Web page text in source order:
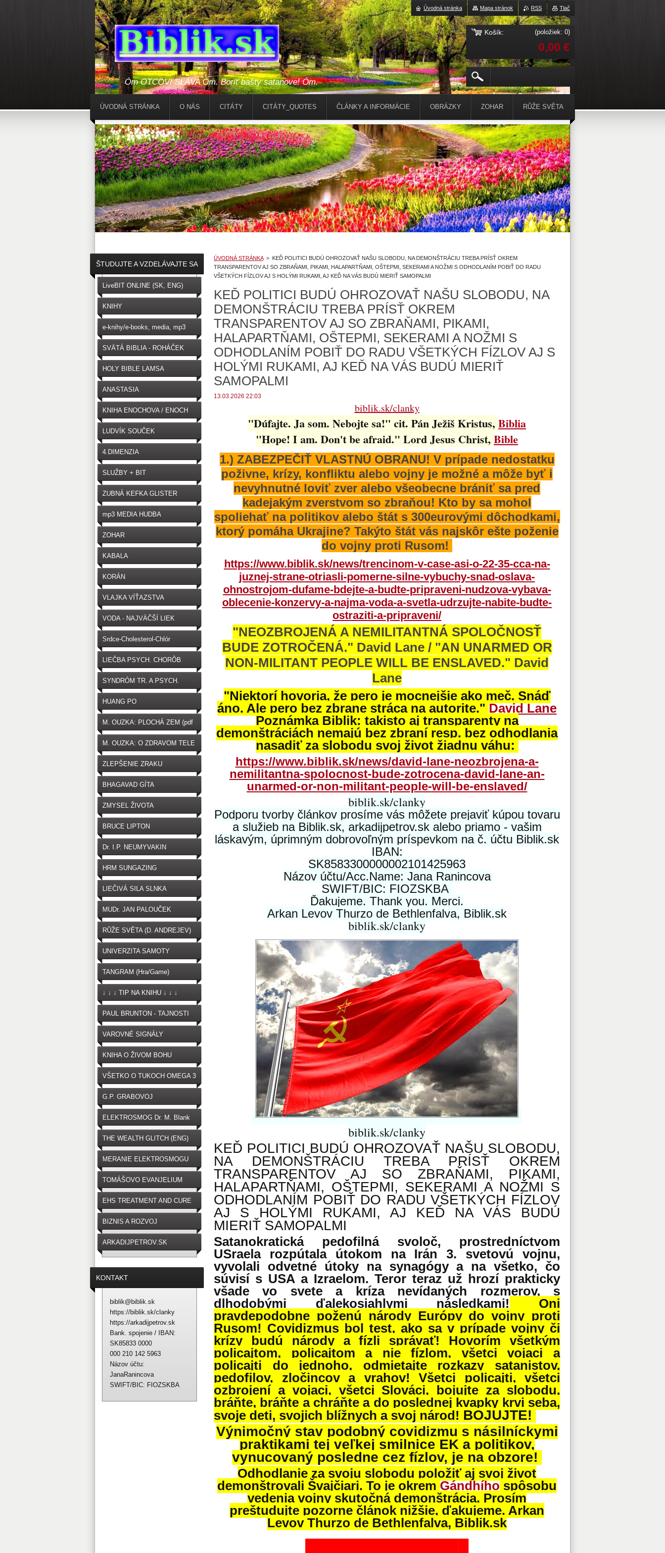
Óm OTCOVI SLÁVA Óm. Boriť bašty satanove! Óm.
ÚVODNÁ STRÁNKA > KEĎ POLITICI BUDÚ OHROZOVAŤ NAŠU SLOBODU, NA DEMONŠTRÁCIU TREBA PRÍSŤ OKREM
TRANSPARENTOV AJ SO ZBRAŇAMI, PIKAMI, HALAPARTŇAMI, OŠTEPMI, SEKERAMI A NOŽMI S ODHODLANÍM POBIŤ DO RADU
VŠETKÝCH FÍZLOV AJ S HOLÝMI RUKAMI, AJ KEĎ NA VÁS BUDÚ MIERIŤ SAMOPALMI
KEĎ POLITICI BUDÚ OHROZOVAŤ NAŠU SLOBODU, NA
DEMONŠTRÁCIU TREBA PRÍSŤ OKREM
TRANSPARENTOV AJ SO ZBRAŇAMI, PIKAMI,
HALAPARTŇAMI, OŠTEPMI, SEKERAMI A NOŽMI S
ODHODLANÍM POBIŤ DO RADU VŠETKÝCH FÍZLOV AJ S
HOLÝMI RUKAMI, AJ KEĎ NA VÁS BUDÚ MIERIŤ
SAMOPALMI
13.03.2026 22:03
biblik.sk/clanky
"Dúfajte. Ja som. Nebojte sa!" cit. Pán Ježiš Kristus, Biblia
"Hope! I am. Don't be afraid." Lord Jesus Christ, Bible
1.) ZABEZPEČIŤ VLASTNÚ OBRANU! V prípade nedostatku
poživne, krízy, konfliktu alebo vojny je možné a môže byť i
nevyhnutné loviť zver alebo všeobecne brániť sa pred
kadejakým zverstvom so zbraňou! Kto by sa mohol
spoliehať na politikov alebo štát s 300eurovými dôchodkami,
ktorý pomáha Ukrajine? Takýto štát vás najskôr ešte poženie
do vojny proti Rusom!
https://www.biblik.sk/news/trencinom-v-case-asi-o-22-35-cca-na-
juznej-strane-otriasli-pomerne-silne-vybuchy-snad-oslava-
ohnostrojom-dufame-bdejte-a-budte-pripraveni-nudzova-vybava-
oblecenie-konzervy-a-najma-voda-a-svetla-udrzujte-nabite-budte-
ostraziti-a-pripraveni/
"NEOZBROJENÁ A NEMILITANTNÁ SPOLOČNOSŤ
BUDE ZOTROČENÁ." David Lane / "AN UNARMED OR
NON-MILITANT PEOPLE WILL BE ENSLAVED." David
Lane
"Niektorí hovoria, že pero je mocnejšie ako meč. Snáď
áno. Ale pero bez zbrane stráca na autorite." David Lane
Poznámka Biblik: takisto aj transparenty na
demonštráciách nemajú bez zbraní resp. bez odhodlania
nasadiť za slobodu svoj život žiadnu váhu:
https://www.biblik.sk/news/david-lane-neozbrojena-a-
nemilitantna-spolocnost-bude-zotrocena-david-lane-an-
unarmed-or-non-militant-people-will-be-enslaved/
biblik.sk/clanky
Podporu tvorby článkov prosíme vás môžete prejaviť kúpou tovaru
a služieb na Biblik.sk, arkadijpetrov.sk alebo priamo - vašim
láskavým, úprimným dobrovoľným príspevkom na č. účtu Biblik.sk
IBAN:
SK8583300000002101425963
Názov účtu/Acc.Name: Jana Ranincova
SWIFT/BIC: FIOZSKBA
Ďakujeme. Thank you. Merci.
Arkan Levov Thurzo de Bethlenfalva, Biblik.sk
biblik.sk/clanky
biblik.sk/clanky
KEĎ POLITICI BUDÚ OHROZOVAŤ NAŠU SLOBODU,
NA DEMONŠTRÁCIU TREBA PRÍSŤ OKREM
TRANSPARENTOV AJ SO ZBRAŇAMI, PIKAMI,
HALAPARTŇAMI, OŠTEPMI, SEKERAMI A NOŽMI S
ODHODLANÍM POBIŤ DO RADU VŠETKÝCH FÍZLOV
AJ S HOLÝMI RUKAMI, AJ KEĎ NA VÁS BUDÚ
MIERIŤ SAMOPALMI
Satanokratická pedofilná svoloč, prostredníctvom
USraela rozpútala útokom na Irán 3. svetovú vojnu,
vyvolali odvetné útoky na synagógy a na všetko, čo
súvisí s USA a Izraelom. Teror teraz už hrozí prakticky
všade vo svete akríza nevídaných rozmerov, s
dlhodobými ďalekosiahlymi následkami! Oni
pravdepodobne poženú národy Európy do vojny proti
Rusom! Covidizmus bol test, ako sa v prípade vojny či
krízy budú národy a fízli správať! Hovorím všetkým
policajtom, policajtom a nie fízlom, všetci vojaci a
policajti do jednoho, odmietajte rozkazy satanistov,
pedofilov, zločincov a vrahov! Všetci policajti, všetci
ozbrojení a vojaci, všetci Slováci, bojujte za slobodu,
bráňte, bráňte a chráňte a do poslednej kvapky krvi seba,
svoje deti, svojich blížnych a svoj národ! BOJUJTE!
Výnimočný stav podobný covidizmu s násilníckymi
praktikami tej veľkej smilnice EK a politikov,
vynucovaný posledne cez fízlov, je na obzore!
Odhodlanie za svoju slobodu položiť aj svoj život
demonštrovali Švajčiari. To je okrem Gándhího spôsobu
vedenia vojny skutočná demonštrácia. Prosím
preštudujte pozorne článok nižšie, ďakujeme. Arkan
Levov Thurzo de Bethlenfalva, Biblik.sk
ŠTUDUJTE A VZDELÁVAJTE SA
LiveBIT ONLINE (SK, ENG)
KNIHY
e-knihy/e-books, media, mp3
SVÄTÁ BIBLIA - ROHÁČEK
(SK)
HOLY BIBLE LAMSA
(ENGLISH)
ANASTASIA
KNIHA ENOCHOVA / ENOCH
LUDVÍK SOUČEK
4.DIMENZIA
SLUŽBY + BIT
ZUBNÁ KEFKA GLISTER
mp3 MEDIA HUDBA
ZOHAR
KABALA
KORÁN
VLAJKA VÍŤAZSTVA
VODA - NAJVÄČŠÍ LIEK
Srdce-Cholesterol-Chlór
LIEČBA PSYCH. CHORÔB
SYNDRÓM TR. A PSYCH.
HUANG PO
M. OUZKA: PLOCHÁ ZEM (pdf
zdarma na stiahnutie)
M. OUZKA: O ZDRAVOM TELE
ZLEPŠENIE ZRAKU
BHAGAVAD GÍTA
ZMYSEL ŽIVOTA
BRUCE LIPTON
Dr. I.P. NEUMYVAKIN
HRM SUNGAZING
LIEČIVÁ SILA SLNKA
MUDr. JAN PALOUČEK
RŮŽE SVĚTA (D. ANDREJEV)
UNIVERZITA SAMOTY
TANGRAM (Hra/Game)
↓ ↓ ↓ TIP NA KNIHU ↓ ↓ ↓
PAUL BRUNTON - TAJNOSTI
VAROVNÉ SIGNÁLY
OČKOVANIA
KNIHA O ŽIVOM BOHU
VŠETKO O TUKOCH OMEGA 3
G.P. GRABOVOJ
ELEKTROSMOG Dr. M. Blank
THE WEALTH GLITCH (ENG)
MERANIE ELEKTROSMOGU
TOMÁŠOVO EVANJELIUM
EHS TREATMENT AND CURE
BIZNIS A ROZVOJ
ARKADIJPETROV.SK
KONTAKT
biblik@biblik.sk
https://biblik.sk/clanky
https://arkadijpetrov.sk
Bank. spojenie / IBAN:
SK85833 0000
000 210 142 5963
Názov účtu:
JanaRanincova
SWIFT/BIC: FIOZSKBA
ÚVODNÁ STRÁNKA O NÁS CITÁTY CITÁTY_QUOTES ČLÁNKY A INFORMÁCIE OBRÁZKY ZOHAR RŮŽE SVĚTA
Tlač
RSS
Mapa stránok
Úvodná stránka
Košík: (položiek: 0)
0,00 €